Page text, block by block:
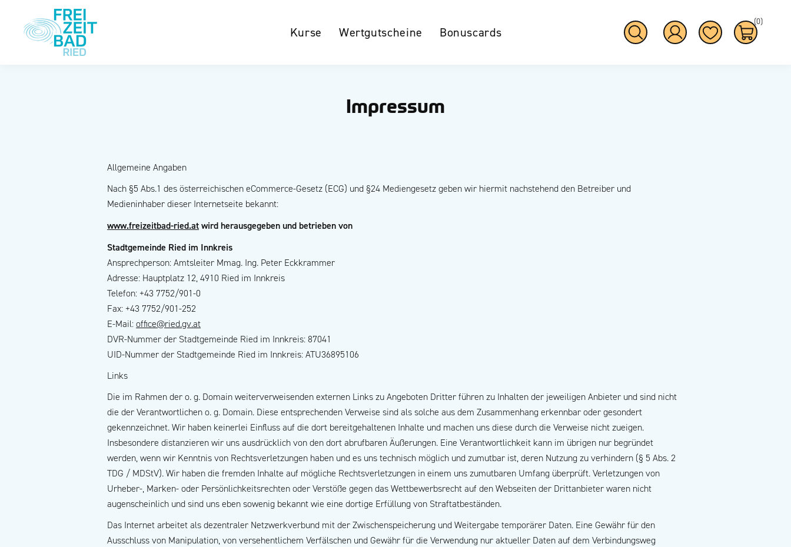
Kurse Wertgutscheine Bonuscards
(0)
Impressum
Allgemeine Angaben
Nach §5 Abs.1 des österreichischen eCommerce-Gesetz (ECG) und §24 Mediengesetz geben wir hiermit nachstehend den Betreiber und
Medieninhaber dieser Internetseite bekannt:
www.freizeitbad-ried.at wird herausgegeben und betrieben von
Stadtgemeinde Ried im Innkreis
Ansprechperson: Amtsleiter Mmag. Ing. Peter Eckkrammer
Adresse: Hauptplatz 12, 4910 Ried im Innkreis
Telefon: +43 7752/901-0
Fax: +43 7752/901-252
E-Mail: office@ried.gv.at
DVR-Nummer der Stadtgemeinde Ried im Innkreis: 87041
UID-Nummer der Stadtgemeinde Ried im Innkreis: ATU36895106
Links
Die im Rahmen der o. g. Domain weiterverweisenden externen Links zu Angeboten Dritter führen zu Inhalten der jeweiligen Anbieter und sind nicht
die der Verantwortlichen o. g. Domain. Diese entsprechenden Verweise sind als solche aus dem Zusammenhang erkennbar oder gesondert
gekennzeichnet. Wir haben keinerlei Einfluss auf die dort bereitgehaltenen Inhalte und machen uns diese durch die Verweise nicht zueigen.
Insbesondere distanzieren wir uns ausdrücklich von den dort abrufbaren Äußerungen. Eine Verantwortlichkeit kann im übrigen nur begründet
werden, wenn wir Kenntnis von Rechtsverletzungen haben und es uns technisch möglich und zumutbar ist, deren Nutzung zu verhindern (§ 5 Abs. 2
TDG / MDStV). Wir haben die fremden Inhalte auf mögliche Rechtsverletzungen in einem uns zumutbaren Umfang überprüft. Verletzungen von
Urheber-, Marken- oder Persönlichkeitsrechten oder Verstöße gegen das Wettbewerbsrecht auf den Webseiten der Drittanbieter waren nicht
augenscheinlich und sind uns eben sowenig bekannt wie eine dortige Erfüllung von Straftatbeständen.
Das Internet arbeitet als dezentraler Netzwerkverbund mit der Zwischenspeicherung und Weitergabe temporärer Daten. Eine Gewähr für den
Ausschluss von Manipulation, von versehentlichem Verfälschen und Gewähr für die Verwendung nur aktueller Daten auf dem Verbindungsweg